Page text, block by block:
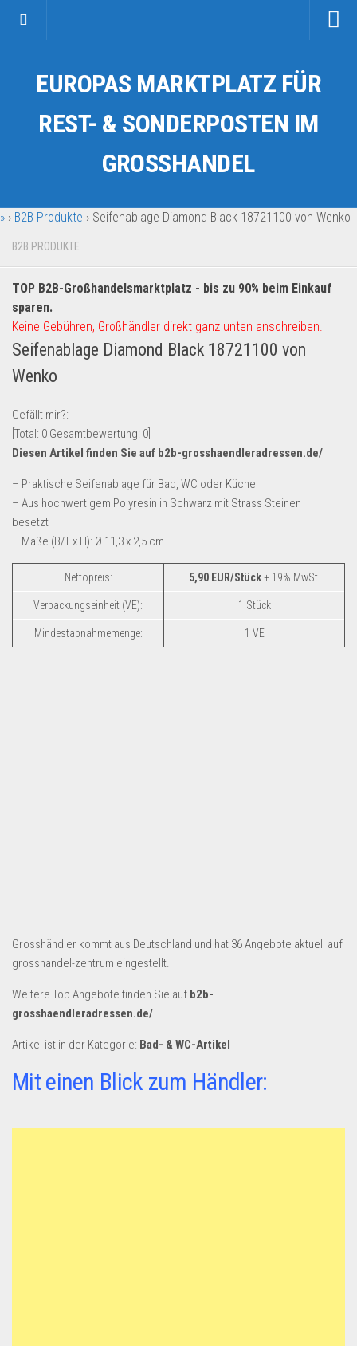
Kategorien
Auto & Motorrad
Fahrzeuge & Transport
Garten & Werkzeug
Geschäft, Büro & Schreibwaren
Geschenkartikel
Handy und Smartphone
Kosmetik & Pflege
Lebensmittel & Getränke
Münzen
Spielzeug & Games
Schuhe & Accessoires
Sport & Freizeit
Uhren & Schmuck
Wohnen & Einrichten
Restposten-Angebote
Restposten für Privatpersonen
eBay Restposten kaufen
Kostenlos Registrieren
EUROPAS MARKTPLATZ FÜR
REST- & SONDERPOSTEN IM
GROSSHANDEL
» › B2B Produkte › Seifenablage Diamond Black 18721100 von Wenko
B2B PRODUKTE
TOP B2B-Großhandelsmarktplatz - bis zu 90% beim Einkauf
sparen.
Keine Gebühren, Großhändler direkt ganz unten anschreiben.
Seifenablage Diamond Black 18721100 von
Wenko
Gefällt mir?:
[Total: 0 Gesamtbewertung: 0
Diesen Artikel finden Sie auf b2b-grosshaendleradressen.de/
– Praktische Seifenablage für Bad, WC oder Küche
– Aus hochwertigem Polyresin in Schwarz mit Strass Steinen
besetzt
– Maße (B/T x H): Ø 11,3 x 2,5 cm.
Nettopreis: 5,90 EUR/Stück+ 19% MwSt.
Verpackungseinheit (VE): 1 Stück
Mindestabnahmemenge: 1 VE
Grosshändler kommt aus Deutschland und hat 36 Angebote aktuell auf
grosshandel-zentrum eingestellt.
Weitere Top Angebote finden Sie auf b2b-
grosshaendleradressen.de/
Artikel ist in der Kategorie: Bad- & WC-Artikel
Mit einen Blick zum Händler: